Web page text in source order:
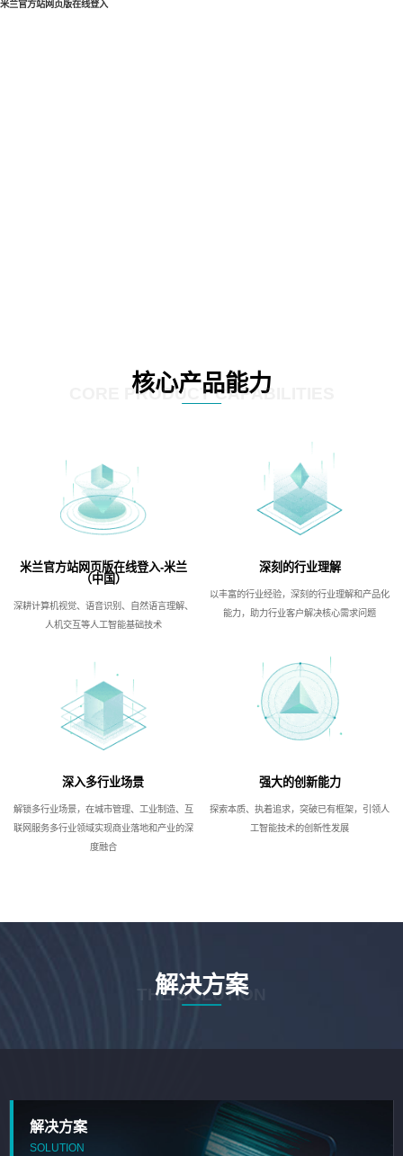
米兰官方站网页版在线登入
核心产品能力
CORE PRODUCT CAPABILITIES
米兰官方站网页版在线登入-米兰
（中国）
深耕计算机视觉、语音识别、自然语言理解、
人机交互等人工智能基础技术
深刻的行业理解
以丰富的行业经验，深刻的行业理解和产品化
能力，助力行业客户解决核心需求问题
深入多行业场景
解锁多行业场景，在城市管理、工业制造、互
联网服务多行业领域实现商业落地和产业的深
度融合
强大的创新能力
探索本质、执着追求，突破已有框架，引领人
工智能技术的创新性发展
解决方案
THE SOLUTION
解决方案
SOLUTION